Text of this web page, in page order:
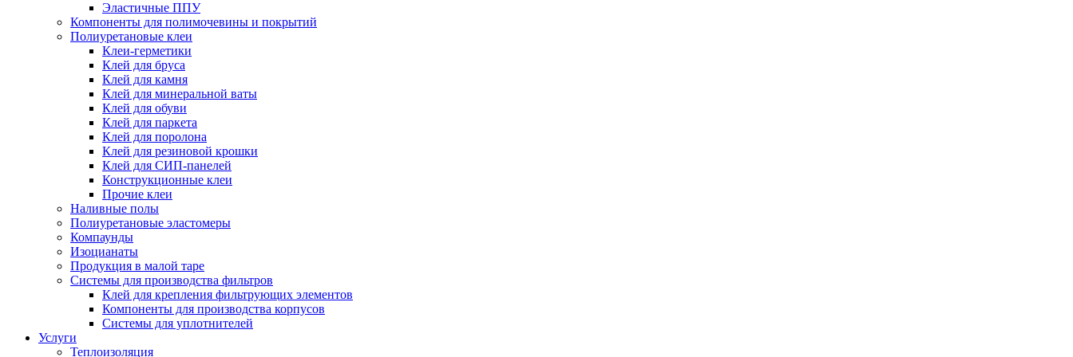
Эластичные ППУ
Компоненты для полимочевины и покрытий
Полиуретановые клеи
Клеи-герметики
Клей для бруса
Клей для камня
Клей для минеральной ваты
Клей для обуви
Клей для паркета
Клей для поролона
Клей для резиновой крошки
Клей для СИП-панелей
Конструкционные клеи
Прочие клеи
Наливные полы
Полиуретановые эластомеры
Компаунды
Изоцианаты
Продукция в малой таре
Системы для производства фильтров
Клей для крепления фильтрующих элементов
Компоненты для производства корпусов
Системы для уплотнителей
Услуги
Теплоизоляция